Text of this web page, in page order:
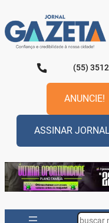
para
o
conteúdo
(55)
ANUNCIE!
ASSINAR
Search